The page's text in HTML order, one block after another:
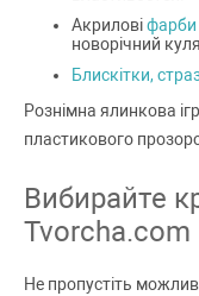
Акриловіфарби
новорічний куля.
Блискітки,
Рознімна ялинкова
пластикового
Вибирайте
Tvorcha.com
Не пропустіть